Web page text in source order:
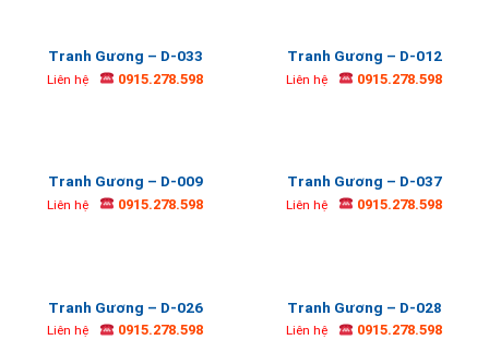
Tranh Gương – D-033
Liên hệ 0915.278.598
Tranh Gương – D-012
Liên hệ 0915.278.598
Tranh Gương – D-009
Liên hệ 0915.278.598
Tranh Gương – D-037
Liên hệ 0915.278.598
Tranh Gương – D-026
Liên hệ 0915.278.598
Tranh Gương – D-028
Liên hệ 0915.278.598